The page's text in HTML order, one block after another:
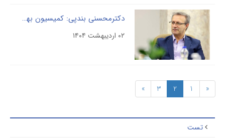
دکترمحسنی بندپی: کمیسیون بهداشت درمان مجلس از شرکت پالایش و پژوهش حمایت همه جانبه می کند